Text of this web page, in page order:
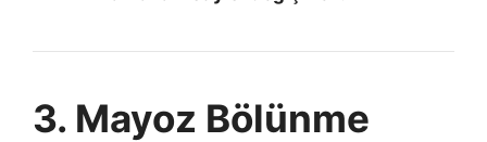
3. Mayoz Bölünme